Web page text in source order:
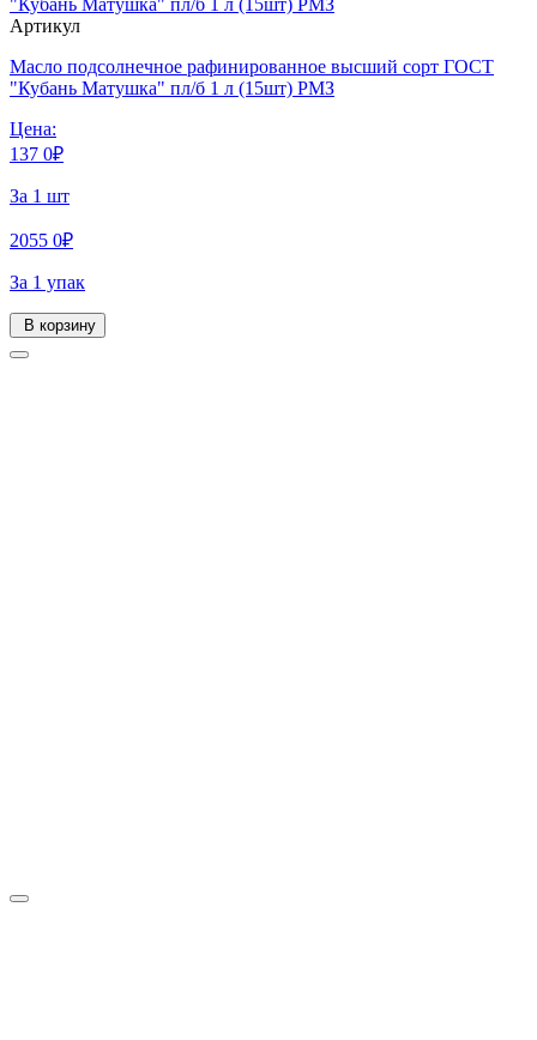
Артикул
Масло подсолнечное рафинированное высший сорт ГОСТ
"Кубань Матушка" пл/б 1 л (15шт) РМЗ
Цена:
137 0₽
За 1 шт
2055 0₽
За 1 упак
В корзину